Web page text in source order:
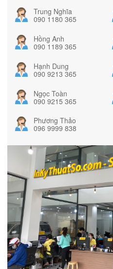
Trung Nghĩa
090 1180 365
Hồng Anh
090 1189 365
Hạnh Dung
090 9213 365
Ngọc Toàn
090 9215 365
Phương Thảo
096 9999 838